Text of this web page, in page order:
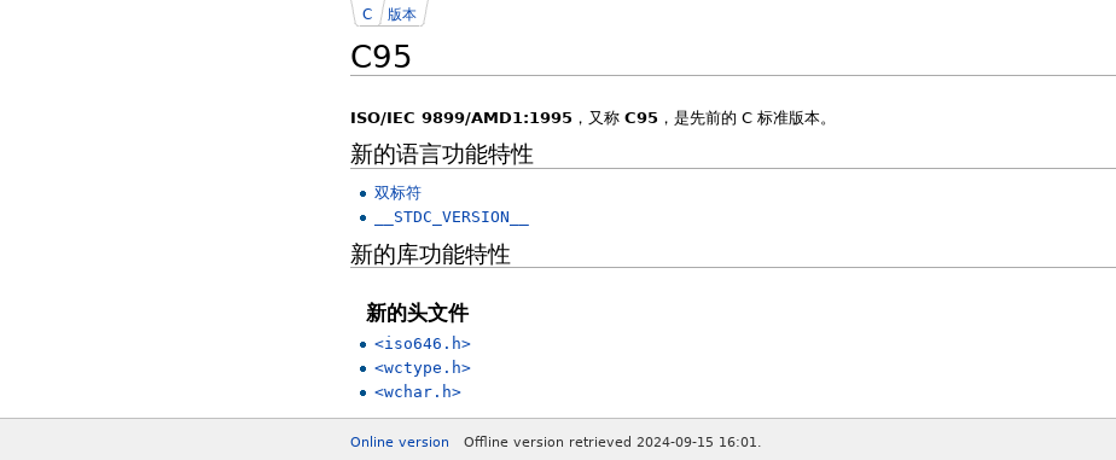
C95
C 版本
ISO/IEC 9899/AMD1:1995 ，又称 C95 ，是先前的 C 标准版本。
新的语言功能特性
双标符
__STDC_VERSION__
新的库功能特性
新的头文件
<iso646.h>
<wctype.h>
<wchar.h>
Online version
Offline version retrieved 2024-09-15 16:01.